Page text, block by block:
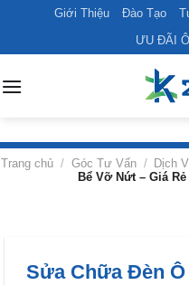
content
Giới Thiệu Đào Tạo
ƯU ĐÃI
Trang chủ / Góc Tư Vấn / Dịch
Bể Vỡ Nứt – Giá
Sửa Chữa Đèn